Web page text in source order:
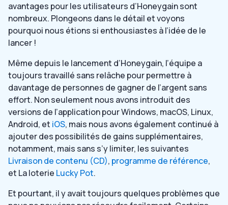
avantages pour les utilisateurs d’Honeygain sont
nombreux. Plongeons dans le détail et voyons
pourquoi nous étions si enthousiastes à l’idée de le
lancer !
Même depuis le lancement d’Honeygain, l’équipe a
toujours travaillé sans relâche pour permettre à
davantage de personnes de gagner de l’argent sans
effort. Non seulement nous avons introduit des
versions de l’application pour Windows, macOS, Linux,
Android, et iOS, mais nous avons également continué à
ajouter des possibilités de gains supplémentaires,
notamment, mais sans s’y limiter, les suivantes
Livraison de contenu (CD), programme de référence,
et La loterie Lucky Pot.
Et pourtant, il y avait toujours quelques problèmes que